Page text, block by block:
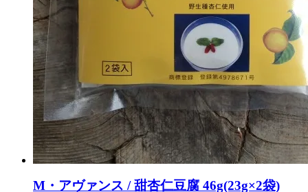
M・アヴァンス / 甜杏仁豆腐 46g(23g×2袋)